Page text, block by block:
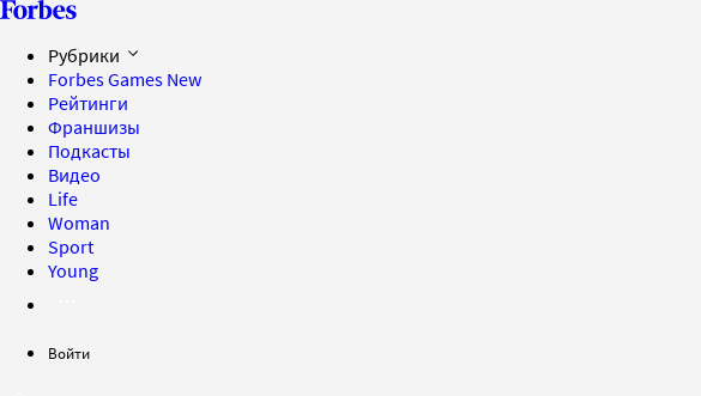
Рубрики
Forbes Games New
Рейтинги
Франшизы
Подкасты
Видео
Life
Woman
Sport
Young
Войти